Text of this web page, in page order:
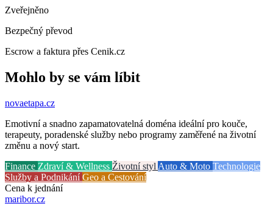
Zveřejněno
Bezpečný převod
Escrow a faktura přes Cenik.cz
Mohlo by se vám líbit
novaetapa.cz
Emotivní a snadno zapamatovatelná doména ideální pro kouče,
terapeuty, poradenské služby nebo programy zaměřené na životní
změnu a nový start.
Finance Zdraví & Wellness Životní styl Auto & Moto Technologie
Služby a PodnikáníGeo a Cestování
Cena k jednání
maribor.cz